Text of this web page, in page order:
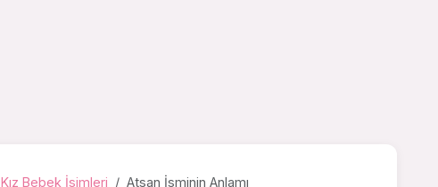
Kız Bebek İsimleri Atsan İsminin Anlamı